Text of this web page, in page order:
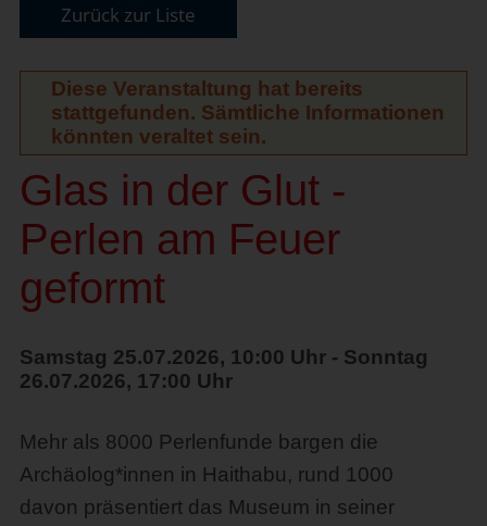
Zurück zur Liste
Diese Veranstaltung hat bereits
stattgefunden. Sämtliche Informationen
könnten veraltet sein.
Glas in der Glut -
Perlen am Feuer
geformt
Samstag 25.07.2026, 10:00 Uhr - Sonntag
26.07.2026, 17:00 Uhr
Mehr als 8000 Perlenfunde bargen die
Archäolog*innen in Haithabu, rund 1000
davon präsentiert das Museum in seiner